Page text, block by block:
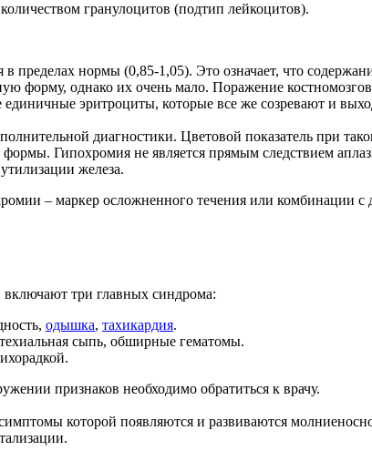
гранулоцитов (подтип лейкоцитов).
пределах нормы (0,85-1,05). Это означает, что
однако их очень мало. Поражение
эритроциты, которые все же созревают и
диагностики. Цветовой показатель при
Гипохромия не является прямым следствием
железа.
– маркер осложненного течения или комбинации
три главных синдрома:
одышка, тахикардия.
сыпь, обширные гематомы.
признаков необходимо обратиться к врачу.
которой появляются и развиваются